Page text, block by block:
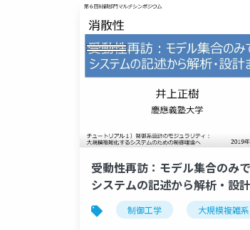
受動性再訪：モデル集合のみ
システムの記述から解析・設
で
制御工学 大規模複雑系